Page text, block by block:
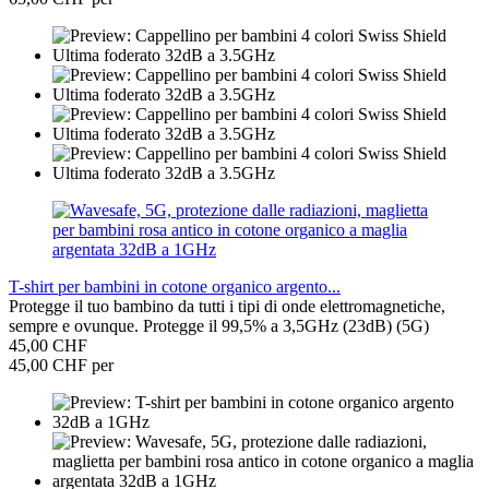
T-shirt per bambini in cotone organico argento...
Protegge il tuo bambino da tutti i tipi di onde elettromagnetiche,
sempre e ovunque. Protegge il 99,5% a 3,5GHz (23dB) (5G)
45,00 CHF
45,00 CHF per